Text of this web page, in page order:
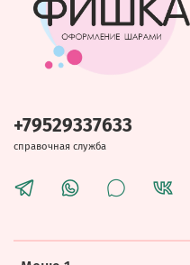
+79529337633
справочная служба